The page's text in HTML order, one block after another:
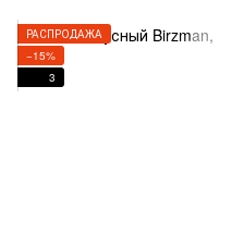
РАСПРОДАЖА
−15%
3